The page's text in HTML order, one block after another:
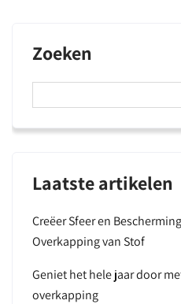
Zoeken
Laatste artikelen
Creëer Sfeer en
Overkapping van Stof
Geniet het hele jaar door
overkapping